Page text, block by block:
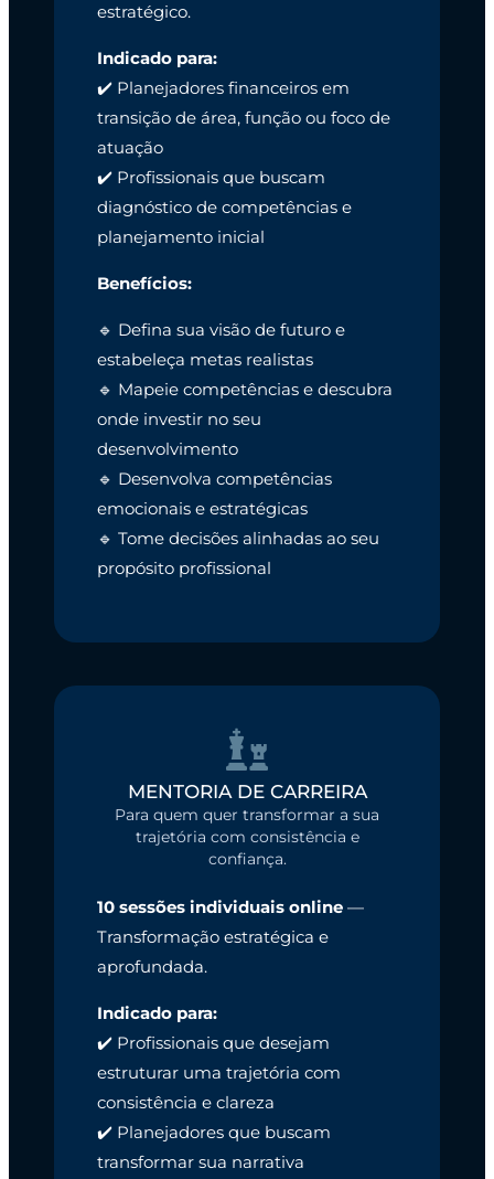
estratégico.
Indicado para:
✔️ Planejadores financeiros em
transição de área, função ou foco de
atuação
✔️ Profissionais que buscam
diagnóstico de competências e
planejamento inicial
Benefícios:
🔹 Defina sua visão de futuro e
estabeleça metas realistas
🔹 Mapeie competências e descubra
onde investir no seu
desenvolvimento
🔹 Desenvolva competências
emocionais e estratégicas
🔹 Tome decisões alinhadas ao seu
propósito profissional
MENTORIA DE CARREIRA
Para quem quer transformar a sua
trajetória com consistência e
confiança.
10 sessões individuais online—
Transformação estratégica e
aprofundada.
Indicado para:
✔️ Profissionais que desejam
estruturar uma trajetória com
consistência e clareza
✔️ Planejadores que buscam
transformar sua narrativa